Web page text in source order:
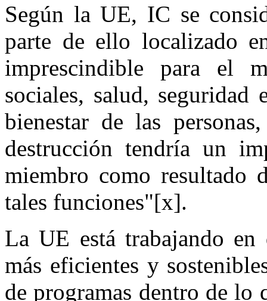
Según la UE, IC se
parte de ello localizado
imprescindible para el
sociales, salud, seguridad
bienestar de las
destrucción tendría un
miembro como resultado
tales funciones"[x].
La UE está trabajando en
más eficientes y
de programas dentro de lo